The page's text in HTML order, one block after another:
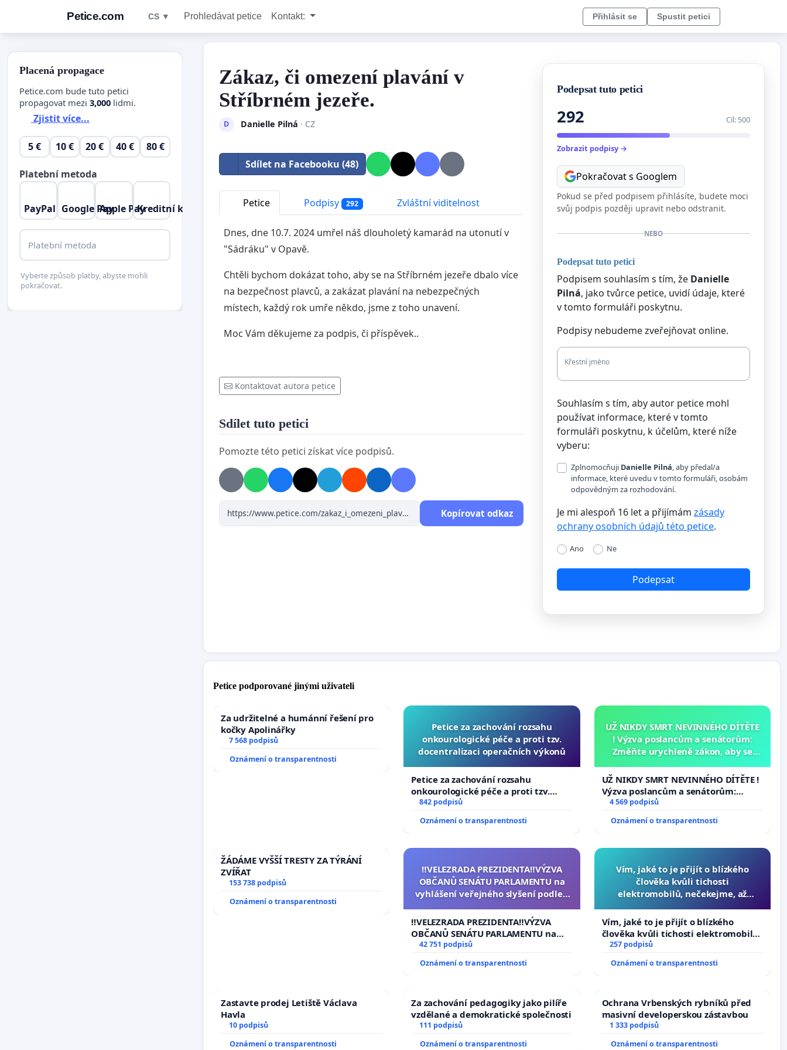
Petice.com CS ▼ Prohledávat petice Kontakt: Přihlásit se Spustit petici
Zákaz, či omezení plavání v
Stříbrném jezeře.
D Danielle Pilná · CZ
Sdílet na Facebooku (48)
Petice Podpisy 292 Zvláštní viditelnost
Dnes, dne 10.7. 2024 umřel náš dlouholetý kamarád na utonutí v
"Sádráku" v Opavě.
Chtěli bychom dokázat toho, aby se na Stříbrném jezeře dbalo více
na bezpečnost plavců, a zakázat plavání na nebezpečných
místech, každý rok umře někdo, jsme z toho unavení.
Moc Vám děkujeme za podpis, či příspěvek..
Kontaktovat autora petice
Sdílet tuto petici
Pomozte této petici získat více podpisů.
Kopírovat odkaz
Podepsat tuto petici
292 Cíl: 500
Zobrazit podpisy →
Pokračovat s Googlem
Pokud se před podpisem přihlásíte, budete moci
svůj podpis později upravit nebo odstranit.
NEBO
Podepsat tuto petici
Podpisem souhlasím s tím, že Danielle
Pilná, jako tvůrce petice, uvidí údaje, které
v tomto formuláři poskytnu.
Podpisy nebudeme zveřejňovat online.
Křestní jméno
Souhlasím s tím, aby autor petice mohl
používat informace, které v tomto
formuláři poskytnu, k účelům, které níže
vyberu:
Zplnomocňuji Danielle Pilná, aby předal/a
informace, které uvedu v tomto formuláři, osobám
odpovědným za rozhodování.
Je mi alespoň 16 let a přijímám zásady
ochrany osobních údajů této petice.
Ano Ne
Podepsat
Petice podporované jinými uživateli
Za udržitelné a humánní řešení pro
kočky Apolinářky
7 568 podpisů
Oznámení o transparentnosti
Petice za zachování rozsahu
onkourologické péče a proti tzv.
docentralizaci operačních výkonů
Petice za zachování rozsahu
onkourologické péče a proti tzv.
docentralizaci operačních výkonů
842 podpisů
Oznámení o transparentnosti
UŽ NIKDY SMRT NEVINNÉHO DÍTĚTE
! Výzva poslancům a senátorům:
Změňte urychleně zákon, aby se
opakovat!
UŽ NIKDY SMRT NEVINNÉHO DÍTĚTE !
Výzva poslancům a senátorům:
Změňte urychleně zákon, aby se
opakovat!
4 569 podpisů
Oznámení o transparentnosti
ŽÁDÁME VYŠŠÍ TRESTY ZA TÝRÁNÍ
ZVÍŘAT
153 738 podpisů
Oznámení o transparentnosti
‼️VELEZRADA PREZIDENTA‼️VÝZVA
OBČANŮ SENÁTU PARLAMENTU na
vyhlášení veřejného slyšení podle §
návrhu na přijetí usnesení k podání
ústavní žaloby na prezidenta
republiky
‼️VELEZRADA PREZIDENTA‼️VÝZVA
OBČANŮ SENÁTU PARLAMENTU na
vyhlášení veřejného slyšení podle §
na přijetí usnesení k podání ústavní
42 751 podpisů
Oznámení o transparentnosti
Vím, jaké to je přijít o blízkého
člověka kvůli tichosti
elektromobilů, nečekejme, až
auta!
Vím, jaké to je přijít o blízkého
člověka kvůli tichosti elektromobilů,
nečekejme, až přibydou další,
257 podpisů
Oznámení o transparentnosti
Zastavte prodej Letiště Václava
Havla
10 podpisů
Oznámení o transparentnosti
Za zachování pedagogiky jako pilíře
vzdělané a demokratické společnosti
111 podpisů
Oznámení o transparentnosti
Ochrana Vrbenských rybníků před
masivní developerskou zástavbou
1 333 podpisů
Oznámení o transparentnosti
Placená propagace
Petice.com bude tuto petici
propagovat mezi 3,000 lidmi.
Zjistit více...
5 € 10 € 20 € 40 € 80 €
Platební metoda
PayPal Google PayApple PayKreditní karta
Platební metoda
Vyberte způsob platby, abyste mohli
pokračovat.